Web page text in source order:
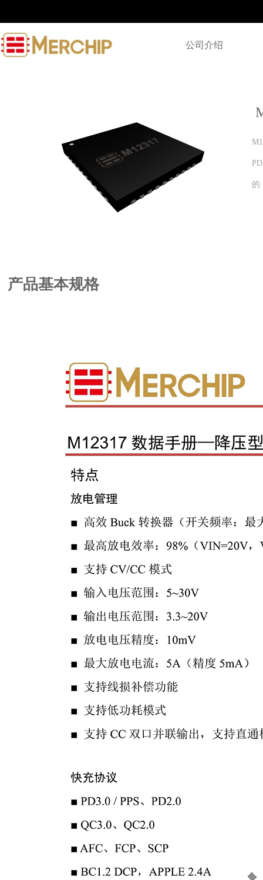
公司介绍
的
产品基本规格